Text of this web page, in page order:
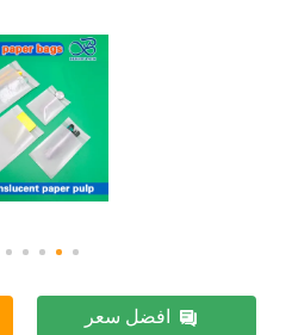
افضل سعر